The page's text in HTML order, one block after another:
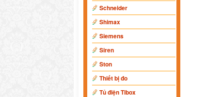
Schneider
Shimax
Siemens
Siren
Ston
Thiết bị đo
Tủ điện Tibox